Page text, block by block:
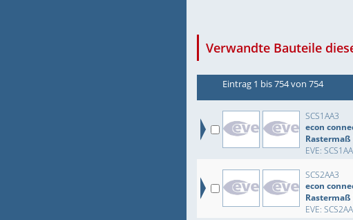
Verwandte Bauteile
Eintrag 1 bis 754 von 754
SCS1AA3
econ
Rastermaß
EVE:
SCS2AA3
econ
Rastermaß
EVE: